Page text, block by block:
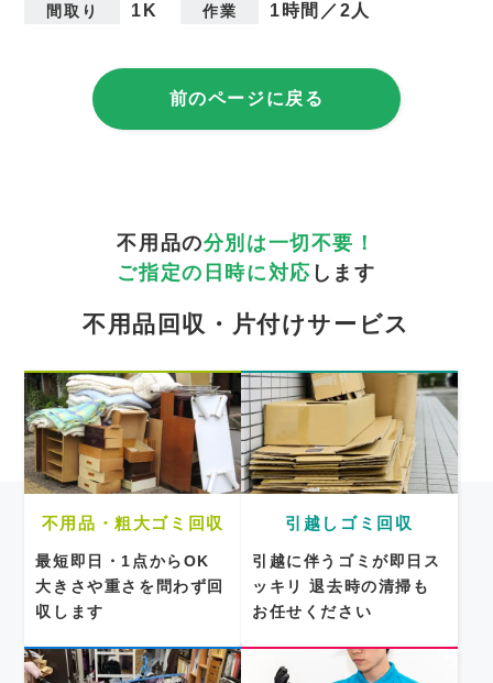
間取り 1K 作業 1時間／2人
前のページに戻る
不用品の分別は一切不要！
ご指定の日時に対応 します
不用品回収・片付けサービス
不用品・粗大ゴミ回収
最短即日・1点からOK
大きさや重さを問わず回
収します
引越しゴミ回収
引越に伴うゴミが即日ス
ッキリ
退去時の清掃も
お任せください